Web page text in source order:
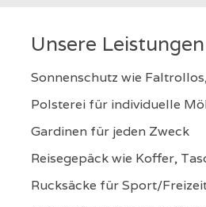
Unsere Leistungen
Sonnenschutz wie
Polsterei für individuelle
Gardinen für jeden Zweck
Reisegepäck wie Koffer,
Rucksäcke für Sport/